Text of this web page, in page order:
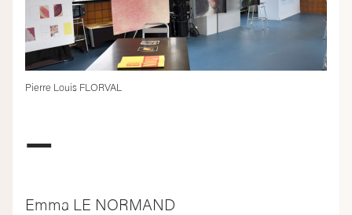
Pierre Louis FLORVAL
—
Emma LE NORMAND